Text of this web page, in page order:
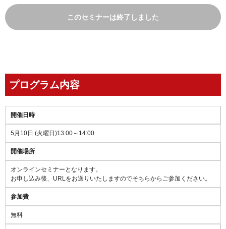
このセミナーは終了しました
プログラム内容
開催日時
5月10日 (火曜日)13:00～14:00
開催場所
オンラインセミナーとなります。
お申し込み後、URLをお送りいたしますのでそちらからご参加ください。
参加費
無料